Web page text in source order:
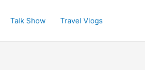
Talk Show Travel Vlogs